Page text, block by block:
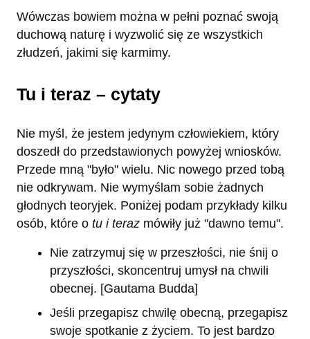
Wówczas bowiem można w pełni poznać swoją
duchową naturę i wyzwolić się ze wszystkich
złudzeń, jakimi się karmimy.
Tu i teraz – cytaty
Nie myśl, że jestem jedynym człowiekiem, który
doszedł do przedstawionych powyżej wniosków.
Przede mną "było" wielu. Nic nowego przed tobą
nie odkrywam. Nie wymyślam sobie żadnych
głodnych teoryjek. Poniżej podam przykłady kilku
osób, które o tu i teraz mówiły już "dawno temu".
Nie zatrzymuj się w przeszłości, nie śnij o
przyszłości, skoncentruj umysł na chwili
obecnej. [Gautama Budda]
Jeśli przegapisz chwilę obecną, przegapisz
swoje spotkanie z życiem. To jest bardzo